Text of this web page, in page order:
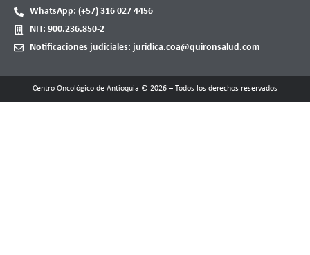
WhatsApp: (+57) 316 027 4456
NIT: 900.236.850-2
Notificaciones judiciales: juridica.coa@quironsalud.com
Centro Oncológico de Antioquia © 2026 – Todos los derechos reservados